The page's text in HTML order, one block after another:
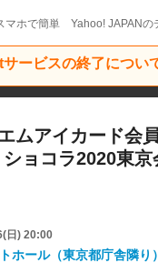
マホで簡単 Yahoo! JAPANの
ービスの終了につい
ムアイカード会
ョコラ2020東
日) 20:00
ール（東京都庁舎隣り）